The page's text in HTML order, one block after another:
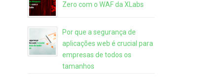
Zero com o WAF da XLabs
Por que a segurança de
aplicações web é crucial para
empresas de todos os
tamanhos